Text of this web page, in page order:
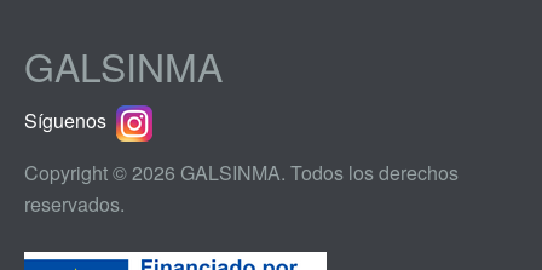
GALSINMA
Síguenos
Copyright © 2026 GALSINMA. Todos los derechos
reservados.